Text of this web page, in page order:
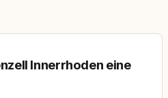
Innerrhoden eine